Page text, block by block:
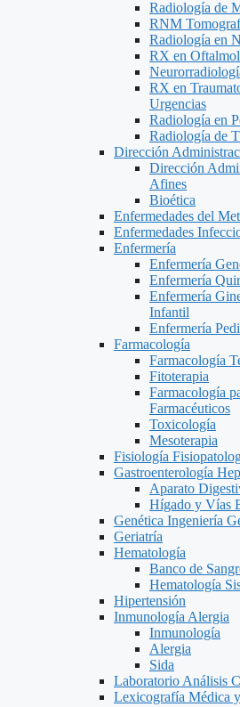
Radiología de
RNM
Radiología en
RX en
RX en
Urgencias
Radiología en
Radiología de
Dirección
Dirección
Afines
Bioética
Enfermedades del
Enfermedades
Enfermería
Enfermería
Enfermería
Enfermería
Infantil
Enfermería
Farmacología
Farmacología
Fitoterapia
Farmacología
Farmacéuticos
Toxicología
Mesoterapia
Fisiología
Gastroenterología
Aparato
Hígado y Vías
Genética Ingeniería
Geriatría
Hematología
Banco de
Hematología
Hipertensión
Inmunología Alergia
Inmunología
Alergia
Sida
Laboratorio Análisis
Lexicografía Médica